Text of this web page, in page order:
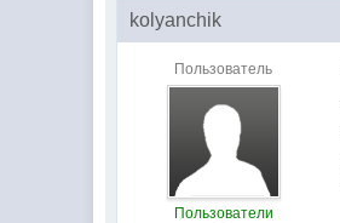
kolyanchik
Пользователь
Пользователи